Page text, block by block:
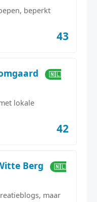
beperkt
43
🇳🇱
lokale
42
Berg
🇳🇱
maar